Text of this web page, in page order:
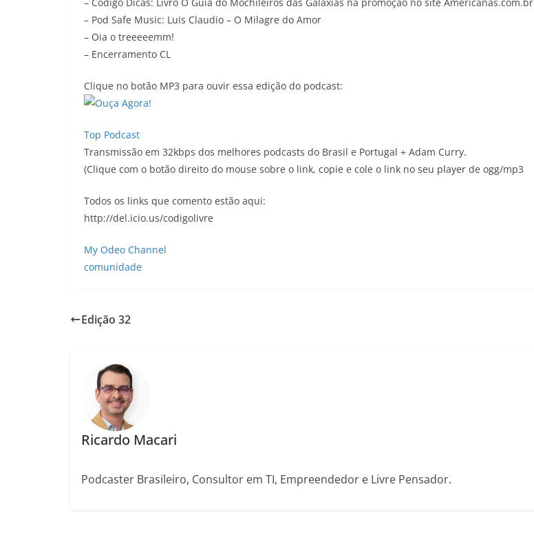
– Pod Safe Music: Luis Claudio – O Milagre do Amor
– Oia o treeeeemm!
– Encerramento CL
Clique no botão MP3 para ouvir essa edição do podcast:
Top Podcast
Transmissão em 32kbps dos melhores podcasts do Brasil e Portugal + Adam Curry.
(Clique com o botão direito do mouse sobre o link, copie e cole o link no seu player de ogg/mp3
Todos os links que comento estão aqui:
http://del.icio.us/codigolivre
My Odeo Channel
comunidade
Edição 32
Ricardo Macari
Podcaster Brasileiro, Consultor em TI, Empreendedor e Livre Pensador.